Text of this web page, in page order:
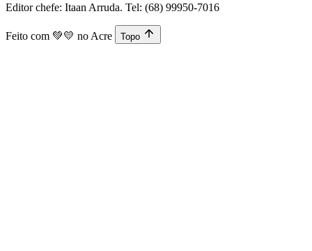
Editor chefe: Itaan Arruda. Tel: (68) 99950-7016
Feito com 💚💛 no Acre Topo